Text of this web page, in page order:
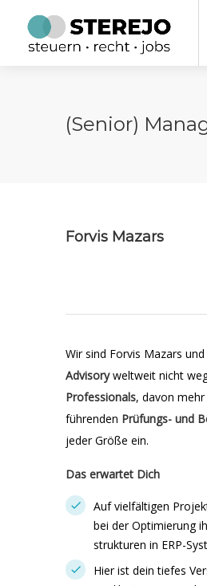
(Senior)
Forvis Mazars
Wir sind Forvis Mazars
Advisoryweltweit nicht
Professionals, davon mehr
führenden Prüfungs- und
jeder Größe ein.
Das erwartet Dich
Auf vielfältigen
bei der Optimierung
strukturen in ERP-
Hier ist dein tiefes